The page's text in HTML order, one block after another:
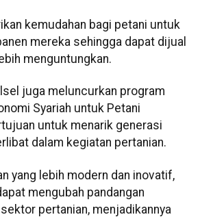
kemudahan bagi petani untuk
mereka sehingga dapat dijual
menguntungkan.
juga meluncurkan program
Syariah untuk Petani
untuk menarik generasi
dalam kegiatan pertanian.
yang lebih modern dan inovatif,
mengubah pandangan
pertanian, menjadikannya